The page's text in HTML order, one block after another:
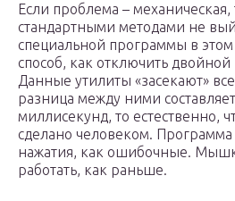
Если проблема – механическая,
стандартными методами не
специальной программы в
способ, как отключить
Данные утилиты «засекают»
разница между ними
миллисекунд, то естественно,
сделано человеком. Программа
нажатия, как ошибочные.
работать, как раньше.